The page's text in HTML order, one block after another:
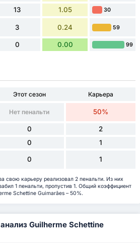
13 1.05 30
3 0.24 59
0 0.00 99
Этот сезон
Карьера
Нет пенальти 50%
0 2
0 1
0 1
свою карьеру реализовал 2 пенальти. Из них
1 пенальти, пропустив 1. Общий коэффициент
Schettine Guimarães – 50%.
Guilherme Schettine